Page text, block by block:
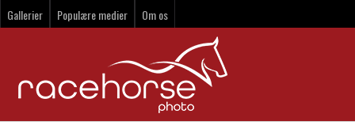
Gallerier Populære medier Om os